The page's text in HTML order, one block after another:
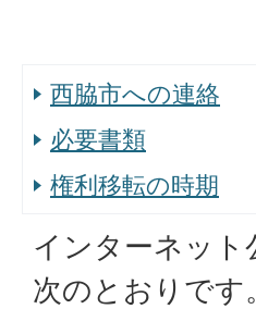
西脇市への連絡
必要書類
権利移転の時期
インターネット
次のとおりです。